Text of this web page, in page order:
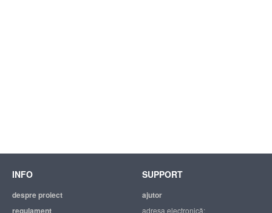
INFO
despre proiect
regulament
SUPPORT
ajutor
adresa electronică: